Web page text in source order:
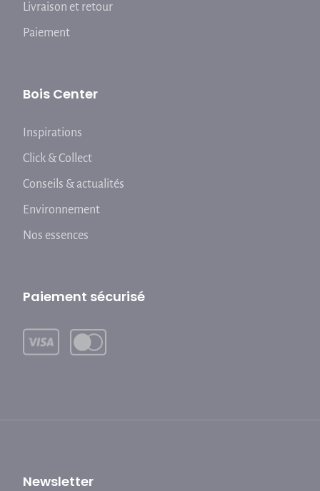
Livraison et retour
Paiement
Bois Center
Inspirations
Click & Collect
Conseils & actualités
Environnement
Nos essences
Paiement sécurisé
Newsletter